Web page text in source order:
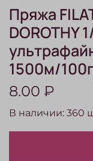
Пряжа
DOROTНY
1500м/
8.00 ₽
В наличии: 360